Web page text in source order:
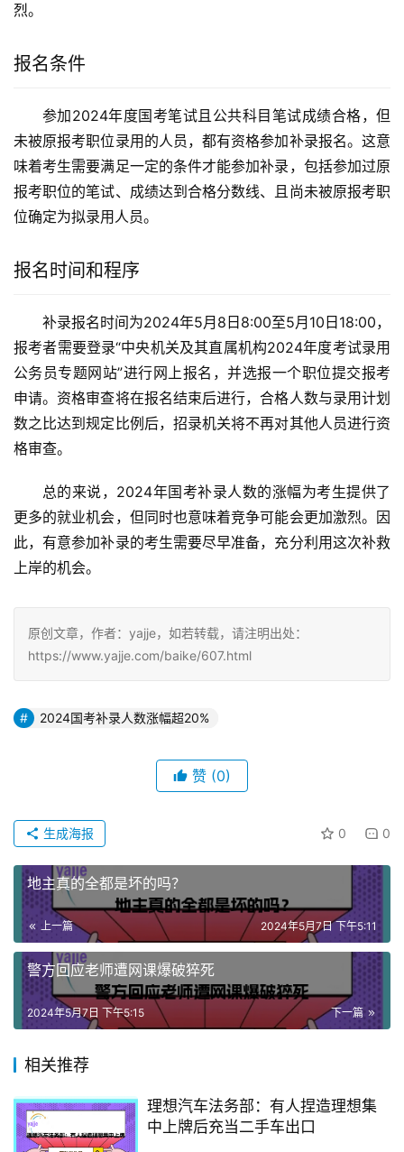
烈。
报名条件
参加2024年度国考笔试且公共科目笔试成绩合格，但
未被原报考职位录用的人员，都有资格参加补录报名。这意
味着考生需要满足一定的条件才能参加补录，包括参加过原
报考职位的笔试、成绩达到合格分数线、且尚未被原报考职
位确定为拟录用人员。
报名时间和程序
补录报名时间为2024年5月8日8:00至5月10日18:00，
报考者需要登录“中央机关及其直属机构2024年度考试录用
公务员专题网站”进行网上报名，并选报一个职位提交报考
申请。资格审查将在报名结束后进行，合格人数与录用计划
数之比达到规定比例后，招录机关将不再对其他人员进行资
格审查。
总的来说，2024年国考补录人数的涨幅为考生提供了
更多的就业机会，但同时也意味着竞争可能会更加激烈。因
此，有意参加补录的考生需要尽早准备，充分利用这次补救
上岸的机会。
原创文章，作者：yajje，如若转载，请注明出处：
https://www.yajje.com/baike/607.html
2024国考补录人数涨幅超20%
赞 (0)
0 0
生成海报
地主真的全都是坏的吗？
上一篇 2024年5月7日 下午5:11
警方回应老师遭网课爆破猝死
下一篇
2024年5月7日 下午5:15
相关推荐
理想汽车法务部：有人捏造理想集
中上牌后充当二手车出口